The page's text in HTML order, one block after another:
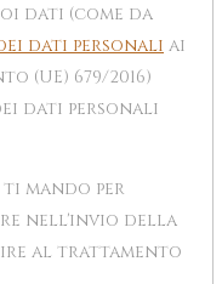
dati (come da
dati personali ai
(UE) 679/2016)
dati personali
ti mando per
nell'invio della
al trattamento